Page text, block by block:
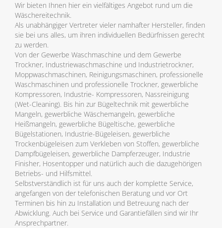
Wir bieten Ihnen hier ein vielfältiges Angebot rund um die
Wäschereitechnik.
Als unabhängiger Vertreter vieler namhafter Hersteller, finden
sie bei uns alles, um ihren individuellen Bedürfnissen gerecht
zu werden.
Von der Gewerbe Waschmaschine und dem Gewerbe
Trockner, Industriewaschmaschine und Industrietrockner,
Moppwaschmaschinen, Reinigungsmaschinen, professionelle
Waschmaschinen und professionelle Trockner, gewerbliche
Kompressoren, Industrie- Kompressoren, Nassreinigung
(Wet-Cleaning). Bis hin zur Bügeltechnik mit gewerbliche
Mangeln, gewerbliche Wäschemangeln, gewerbliche
Heißmangeln, gewerbliche Bügeltische, gewerbliche
Bügelstationen, Industrie-Bügeleisen, gewerbliche
Trockenbügeleisen zum Verkleben von Stoffen, gewerbliche
Dampfbügeleisen, gewerbliche Dampferzeuger, Industrie
Finisher, Hosentopper und natürlich auch die dazugehörigen
Betriebs- und Hilfsmittel.
Selbstverständlich ist für uns auch der komplette Service,
angefangen von der telefonischen Beratung und vor Ort
Terminen bis hin zu Installation und Betreuung nach der
Abwicklung. Auch bei Service und Garantiefällen sind wir Ihr
Ansprechpartner.